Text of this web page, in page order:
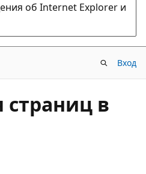
об Internet Explorer и
Вход
в